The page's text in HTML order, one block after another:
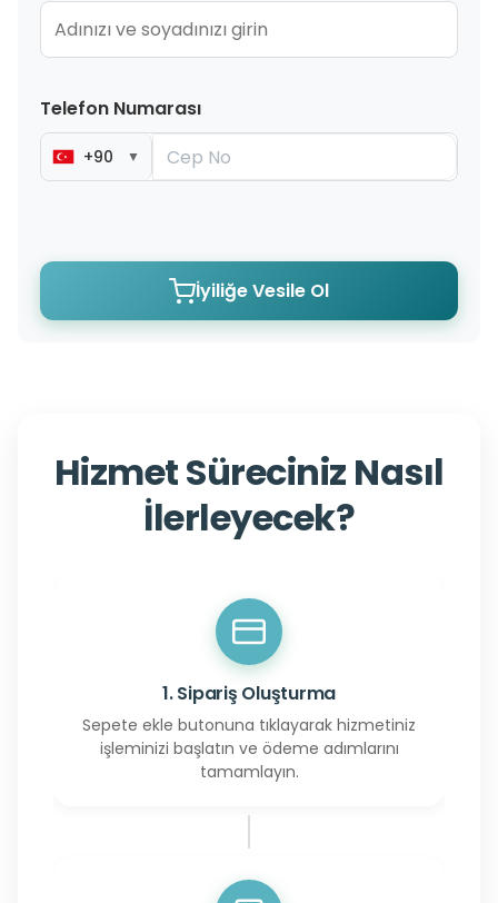
Telefon Numarası
+90 ▼
İyiliğe Vesile Ol
Hizmet Süreciniz Nasıl
İlerleyecek?
1. Sipariş Oluşturma
Sepete ekle butonuna tıklayarak hizmetiniz
işleminizi başlatın ve ödeme adımlarını
tamamlayın.